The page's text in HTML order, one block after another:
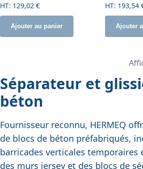
129,02 €
Ajouter au panier
193,54
Ajouter
Séparateur et
béton
Fournisseur reconnu, HERMEQ
de blocs de béton préfabriqués,
barricades verticales temporaires
des murs jersey et des blocs de